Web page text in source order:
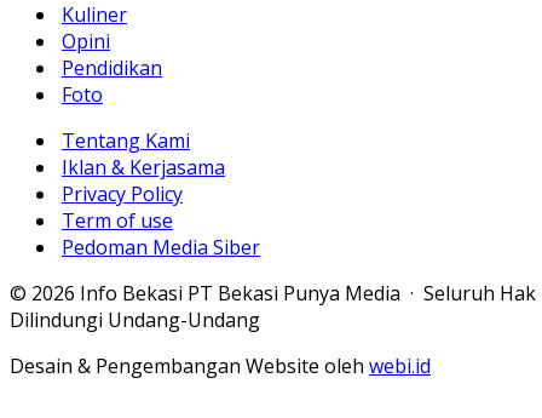
Kuliner
Opini
Pendidikan
Foto
Tentang Kami
Iklan & Kerjasama
Privacy Policy
Term of use
Pedoman Media Siber
© 2026 Info Bekasi PT Bekasi Punya Media · Seluruh Hak
Dilindungi Undang-Undang
Desain & Pengembangan Website oleh webi.id